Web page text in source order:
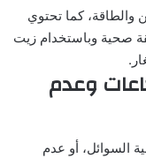
والطاقة، كما تحتوي
صحية وباستخدام زيت
وعدم
السوائل، أو عدم